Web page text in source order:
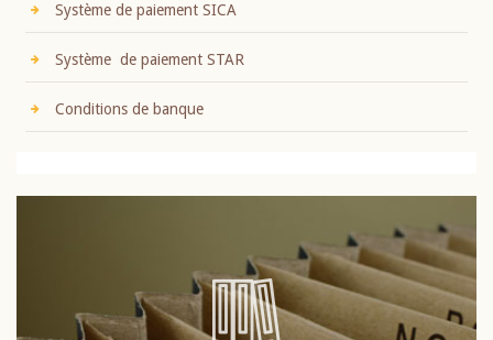
Système de paiement SICA
Système de paiement STAR
Conditions de banque